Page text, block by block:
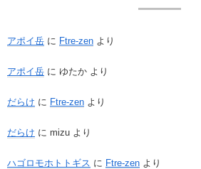
アポイ岳 に Ftre-zen より
アポイ岳 に ゆたか より
だらけ に Ftre-zen より
だらけ に mizu より
ハゴロモホトトギス に Ftre-zen より